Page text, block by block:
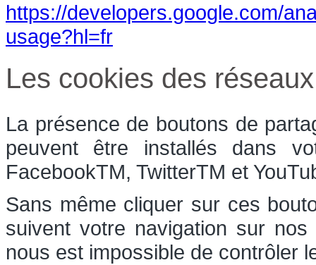
https://developers.google.com/
usage?hl=fr
Les cookies des
La présence de boutons de
peuvent être installés dans
FacebookTM, TwitterTM et
Sans même cliquer sur ces
suivent votre navigation sur
nous est impossible de contrôler